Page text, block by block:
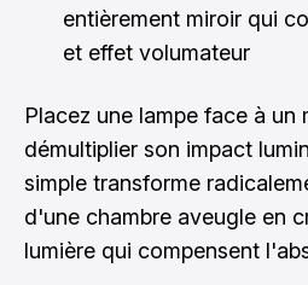
entièrement miroir qui
et effet volumateur
Placez une lampe face à un
démultiplier son impact
simple transforme
d'une chambre aveugle en
lumière qui compensent